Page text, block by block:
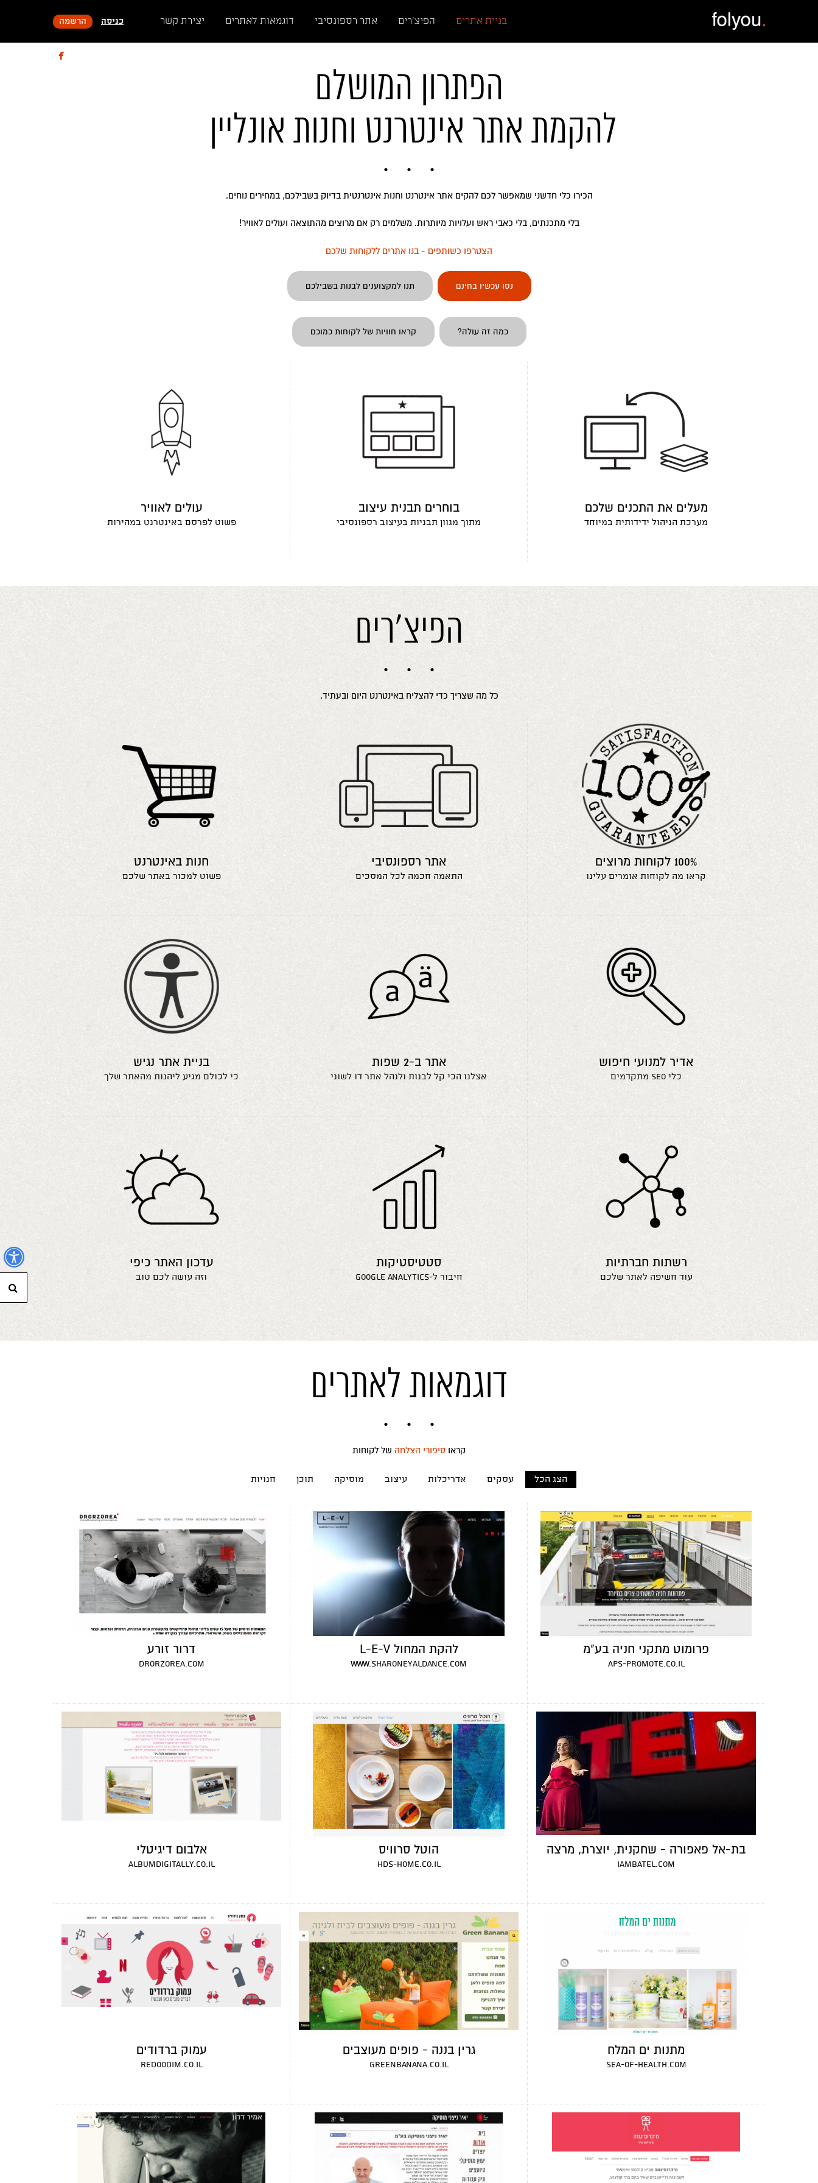
כניסה הרשמה בניית אתרים הפיצ'רים אתר רספונסיבי דוגמאות לאתרים יצירת קשר

הפתרון המושלם
להקמת אתר אינטרנט וחנות אונליין
הכירו כלי חדשני שמאפשר לכם להקים אתר אינטרנט וחנות אינטרנטית בדיוק בשבילכם, במחירים נוחים.
בלי מתכנתים, בלי כאבי ראש ועלויות מיותרות. משלמים רק אם מרוצים מהתוצאה ועולים לאוויר!
הצטרפו כשותפים - בנו אתרים ללקוחות שלכם
נסו עכשיו בחינם תנו למקצוענים לבנות בשבילכם
כמה זה עולה? קראו חוויות של לקוחות כמוכם
מעלים את התכנים שלכם
מערכת הניהול ידידותית במיוחד
בוחרים תבנית עיצוב
מתוך מגוון תבניות בעיצוב רספונסיבי
עולים לאוויר
פשוט לפרסם באינטרנט במהירות
הפיצ'רים
כל מה שצריך כדי להצליח באינטרנט היום ובעתיד.
100% לקוחות מרוצים
קראו מה לקוחות אומרים עלינו
אתר רספונסיבי
התאמה חכמה לכל המסכים
חנות באינטרנט
פשוט למכור באתר שלכם
אדיר למנועי חיפוש
כלי seo מתקדמים
אתר ב-2 שפות
אצלנו הכי קל לבנות ולנהל אתר דו לשוני
בניית אתר נגיש
כי לכולם מגיע ליהנות מהאתר שלך
רשתות חברתיות
עוד חשיפה לאתר שלכם
סטטיסטיקות
חיבור ל-google analytics
עדכון האתר כיפי
וזה עושה לכם טוב
דוגמאות לאתרים
קראו סיפורי הצלחה של לקוחות
הצג הכל עסקים אדריכלות עיצוב מוסיקה תוכן חנויות
פרומוט מתקני חניה בע"מ
aps-promote.co.il
להקת המחול L-E-V
www.sharoneyaldance.com
דרור זורע
drorzorea.com
בת-אל פאפורה - שחקנית, יוצרת, מרצה
iambatel.com
הוטל סרוויס
hds-home.co.il
אלבום דיגיטלי
albumdigitally.co.il
מתנות ים המלח
sea-of-health.com
גרין בננה - פופים מעוצבים
greenbanana.co.il
עמוק ברדודים
redoodim.co.il